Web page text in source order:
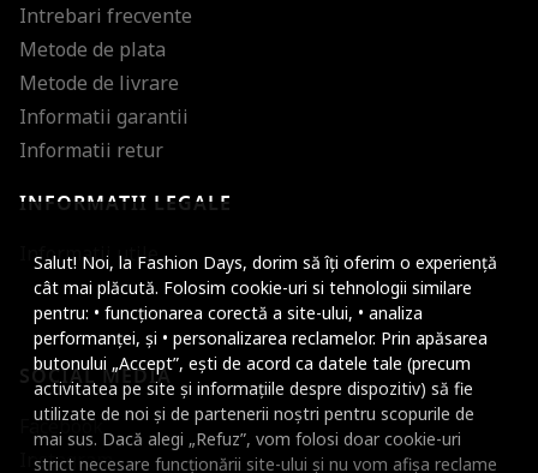
Salut! Noi, la Fashion Days, dorim să îți oferim o experiență
cât mai plăcută. Folosim cookie-uri si tehnologii similare
pentru: • funcționarea corectă a site-ului, • analiza
performanței, și • personalizarea reclamelor. Prin apăsarea
butonului „Accept”, ești de acord ca datele tale (precum
activitatea pe site și informațiile despre dispozitiv) să fie
utilizate de noi și de partenerii noștri pentru scopurile de
mai sus. Dacă alegi „Refuz”, vom folosi doar cookie-uri
strict necesare funcționării site-ului și nu vom afișa reclame
Intrebari frecvente
Metode de plata
Metode de livrare
Informatii garantii
Informatii retur
INFORMATII LEGALE
Informatii utile
SOCIAL MEDIA
Facebook
Instagram
Micsoreaza
Mareste spatierea
Micsoreaza
Mareste inaltimea